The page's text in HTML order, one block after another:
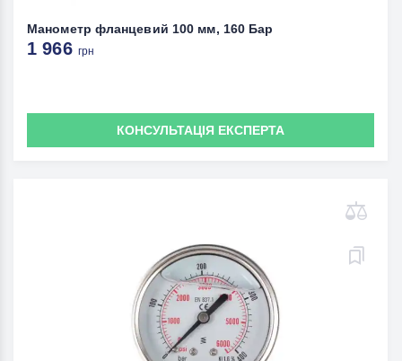
Манометр фланцевий 100 мм, 160 Бар
1 966 грн
КОНСУЛЬТАЦІЯ ЕКСПЕРТА